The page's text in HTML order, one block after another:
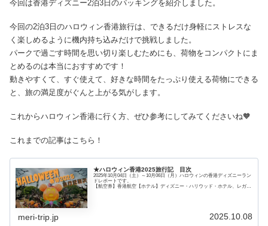
今回は香港ディズニー2泊3日のパッキングを紹介しました。
今回の2泊3日のハロウィン香港旅行は、できるだけ身軽にストレスな
く楽しめるように機内持ち込みだけで挑戦しました。
パークで過ごす時間を思い切り楽しむためにも、荷物をコンパクトにま
とめるのは本当におすすめです！
動きやすくて、すぐ使えて、好きな時間をたっぷり使える荷物にできる
と、旅の満足度がぐんと上がる気がします。
これからハロウィン香港に行く方、ぜひ参考にしてみてくださいね🧡
これまでの記事はこちら！
★ハロウィン香港2025旅行記 目次
2025年10月04日（土）～10月06日（月）ハロウィンの香港ディズニーラン
ドレポートです。
【航空券】香港航空【ホテル】ディズニー・ハリウッド・ホテル、レガラ
meri-trip.jp 2025.10.08